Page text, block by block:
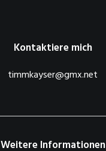
Kontaktiere mich
timmkayser@gmx.net
Weitere Informationen